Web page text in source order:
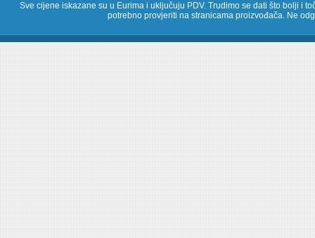
Sve cijene iskazane su u Eurima i uključuju PDV. Trudimo se dati što bolji i
potrebno provjeriti na stranicama proizvođača. Ne